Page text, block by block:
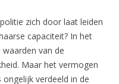
zich door laat leiden
capaciteit? In het
van de
Maar het vermogen
verdeeld in de